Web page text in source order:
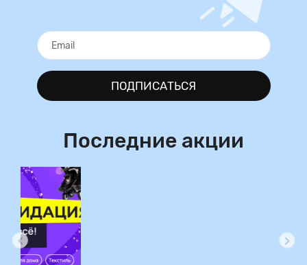
ПОДПИСАТЬСЯ
Последние акции